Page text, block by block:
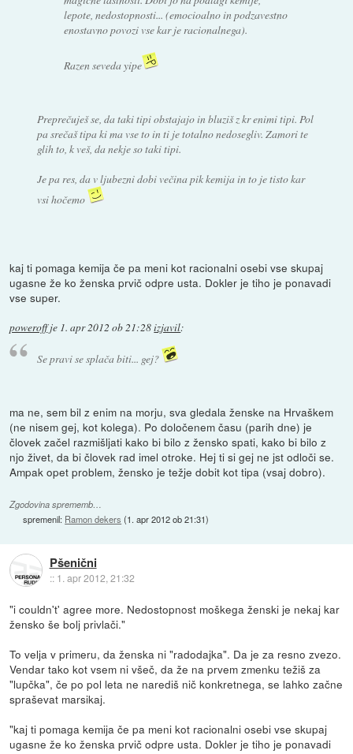
lepote, nedostopnosti... (emocioalno in podzavestno
enostavno povozi vse kar je racionalnega).
Razen seveda yipe
Preprečuješ se, da taki tipi obstajajo in bluziš z kr enimi tipi. Pol
pa srečaš tipa ki ma vse to in ti je totalno nedosegliv. Zamori te
glih to, k veš, da nekje so taki tipi.
Je pa res, da v ljubezni dobi večina pik kemija in to je tisto kar
vsi hočemo
kaj ti pomaga kemija če pa meni kot racionalni osebi vse skupaj
ugasne že ko ženska prvič odpre usta. Dokler je tiho je ponavadi
vse super.
poweroffje 1. apr 2012 ob 21:28izjavil:
Se pravi se splača biti... gej?
ma ne, sem bil z enim na morju, sva gledala ženske na Hrvaškem
(ne nisem gej, kot kolega). Po določenem času (parih dne) je
človek začel razmišljati kako bi bilo z žensko spati, kako bi bilo z
njo živet, da bi človek rad imel otroke. Hej ti si gej ne jst odloči se.
Ampak opet problem, žensko je težje dobit kot tipa (vsaj dobro).
Zgodovina sprememb…
spremenil: Ramon dekers (1. apr 2012 ob 21:31)
Pšenični
:: 1. apr 2012, 21:32
"i couldn't' agree more. Nedostopnost moškega ženski je nekaj kar
žensko še bolj privlači."
To velja v primeru, da ženska ni "radodajka". Da je za resno zvezo.
Vendar tako kot vsem ni všeč, da že na prvem zmenku težiš za
"lupčka", če po pol leta ne narediš nič konkretnega, se lahko začne
spraševat marsikaj.
"kaj ti pomaga kemija če pa meni kot racionalni osebi vse skupaj
ugasne že ko ženska prvič odpre usta. Dokler je tiho je ponavadi